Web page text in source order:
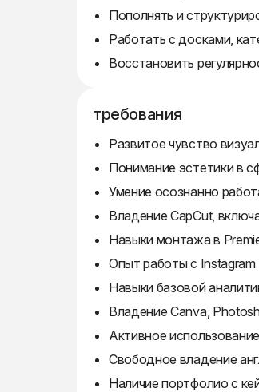
Пополнять и
Работать с досками,
Восстановить
требования
Развитое чувство
Понимание эстетики в
Умение осознанно
Владение CapCut,
Навыки монтажа в
Опыт работы с Instagram
Навыки базовой
Владение Canva,
Активное
Свободное владение
Наличие портфолио с